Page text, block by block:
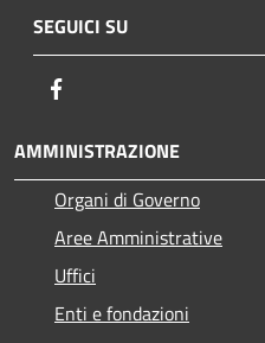
SEGUICI SU
AMMINISTRAZIONE
Organi di Governo
Aree Amministrative
Uffici
Enti e fondazioni